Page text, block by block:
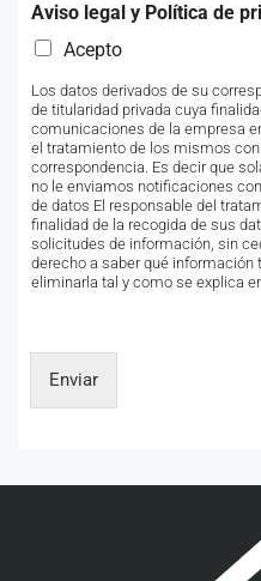
Aviso legal y Política de
Acepto
Los datos derivados de su
de titularidad privada cuya
comunicaciones de la empresa
el tratamiento de los mismos
correspondencia. Es decir que
no le enviamos notificaciones
de datos El responsable del
finalidad de la recogida de sus
solicitudes de información, sin
derecho a saber qué
eliminarla tal y como se explica
Enviar